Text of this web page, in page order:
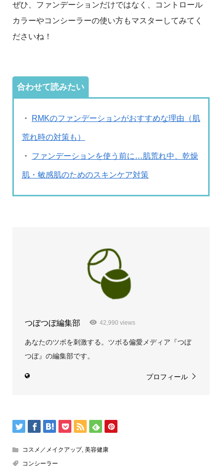
ぜひ、ファンデーションだけではなく、コントロール
カラーやコンシーラーの使い方もマスターしてみてく
ださいね！
合わせて読みたい
・ RMKのファンデーションがおすすめな理由（肌
荒れ時の対策も）
・ ファンデーションを使う前に…肌荒れ中、乾燥
肌・敏感肌のためのスキンケア対策
つぼつぼ編集部 42,990 views
あなたのツボを刺激する。ツボる偏愛メディア『つぼ
つぼ』の編集部です。
プロフィール
コスメ／メイクアップ, 美容健康
コンシーラー